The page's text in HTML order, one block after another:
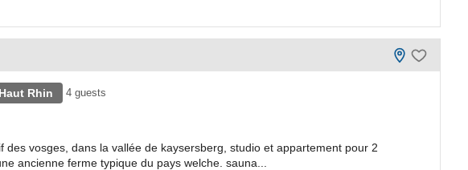
Rhin 4 guests
vosges, dans la vallée de kaysersberg, studio et appartement pour 2
ancienne ferme typique du pays welche. sauna...